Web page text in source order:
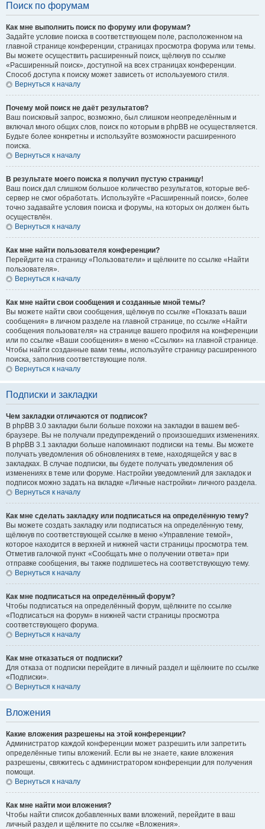
Поиск по форумам
Как мне выполнить поиск по форуму или форумам?
Задайте условие поиска в соответствующем поле, расположенном на
главной странице конференции, страницах просмотра форума или темы.
Вы можете осуществить расширенный поиск, щёлкнув по ссылке
«Расширенный поиск», доступной на всех страницах конференции.
Способ доступа к поиску может зависеть от используемого стиля.
Вернуться к началу
Почему мой поиск не даёт результатов?
Ваш поисковый запрос, возможно, был слишком неопределённым и
включал много общих слов, поиск по которым в phpBB не осуществляется.
Будьте более конкретны и используйте возможности расширенного
поиска.
Вернуться к началу
В результате моего поиска я получил пустую страницу!
Ваш поиск дал слишком большое количество результатов, которые веб-
сервер не смог обработать. Используйте «Расширенный поиск», более
точно задавайте условия поиска и форумы, на которых он должен быть
осуществлён.
Вернуться к началу
Как мне найти пользователя конференции?
Перейдите на страницу «Пользователи» и щёлкните по ссылке «Найти
пользователя».
Вернуться к началу
Как мне найти свои сообщения и созданные мной темы?
Вы можете найти свои сообщения, щёлкнув по ссылке «Показать ваши
сообщения» в личном разделе на главной странице, по ссылке «Найти
сообщения пользователя» на странице вашего профиля на конференции
или по ссылке «Ваши сообщения» в меню «Ссылки» на главной странице.
Чтобы найти созданные вами темы, используйте страницу расширенного
поиска, заполнив соответствующие поля.
Вернуться к началу
Подписки и закладки
Чем закладки отличаются от подписок?
В phpBB 3.0 закладки были больше похожи на закладки в вашем веб-
браузере. Вы не получали предупреждений о произошедших изменениях.
В phpBB 3.1 закладки больше напоминают подписки на темы. Вы можете
получать уведомления об обновлениях в теме, находящейся у вас в
закладках. В случае подписки, вы будете получать уведомления об
изменениях в теме или форуме. Настройки уведомлений для закладок и
подписок можно задать на вкладке «Личные настройки» личного раздела.
Вернуться к началу
Как мне сделать закладку или подписаться на определённую тему?
Вы можете создать закладку или подписаться на определённую тему,
щёлкнув по соответствующей ссылке в меню «Управление темой»,
которое находится в верхней и нижней части страницы просмотра тем.
Отметив галочкой пункт «Сообщать мне о получении ответа» при
отправке сообщения, вы также подпишетесь на соответствующую тему.
Вернуться к началу
Как мне подписаться на определённый форум?
Чтобы подписаться на определённый форум, щёлкните по ссылке
«Подписаться на форум» в нижней части страницы просмотра
соответствующего форума.
Вернуться к началу
Как мне отказаться от подписки?
Для отказа от подписки перейдите в личный раздел и щёлкните по ссылке
«Подписки».
Вернуться к началу
Вложения
Какие вложения разрешены на этой конференции?
Администратор каждой конференции может разрешить или запретить
определённые типы вложений. Если вы не знаете, какие вложения
разрешены, свяжитесь с администратором конференции для получения
помощи.
Вернуться к началу
Как мне найти мои вложения?
Чтобы найти список добавленных вами вложений, перейдите в ваш
личный раздел и щёлкните по ссылке «Вложения».